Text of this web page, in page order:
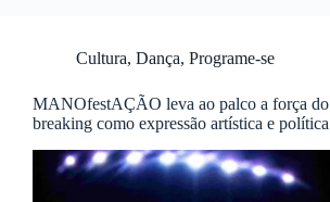
Cultura, Dança, Programe-se
MANOfestAÇÃO leva ao palco a força do
breaking como expressão artística e política